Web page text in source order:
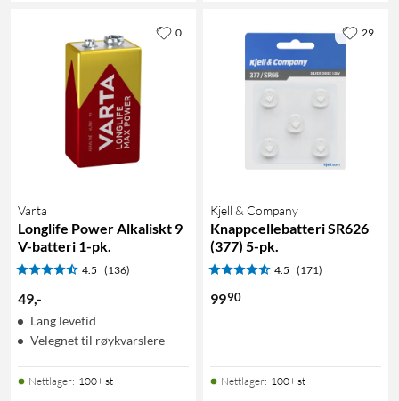
Varta
Longlife Power Alkaliskt 9
V-batteri 1-pk.
4.5 (136)
49,-
Lang levetid
Velegnet til røykvarslere
Nettlager: 100+ st
0
Kjell & Company
Knappcellebatteri SR626
(377) 5-pk.
4.5 (171)
9990
Nettlager: 100+ st
29